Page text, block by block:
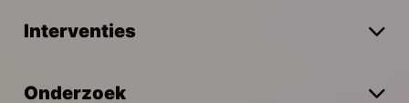
Interventies
Onderzoek